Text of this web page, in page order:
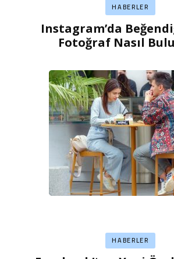
HABERLER
Instagram’da
Fotoğraf Nasıl
HABERLER